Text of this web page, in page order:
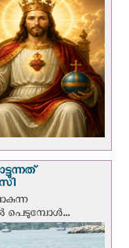
പെടുമ്പോള്‍...